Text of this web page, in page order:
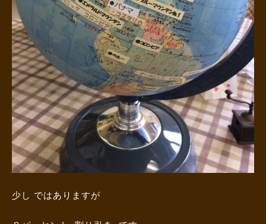
少し ではありますが